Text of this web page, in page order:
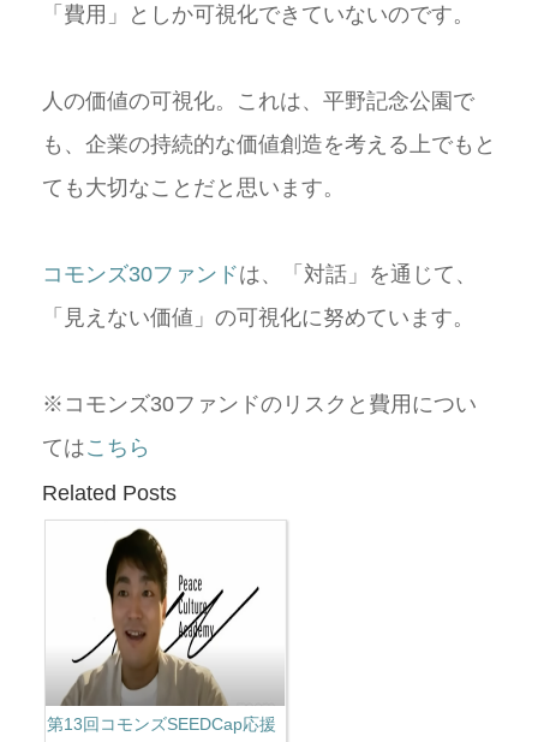
「費用」としか可視化できていないのです。
人の価値の可視化。これは、平野記念公園で
も、企業の持続的な価値創造を考える上でもと
ても大切なことだと思います。
コモンズ30ファンドは、「対話」を通じて、
「見えない価値」の可視化に努めています。
※コモンズ30ファンドのリスクと費用につい
てはこちら
Related Posts
第13回コモンズSEEDCap応援